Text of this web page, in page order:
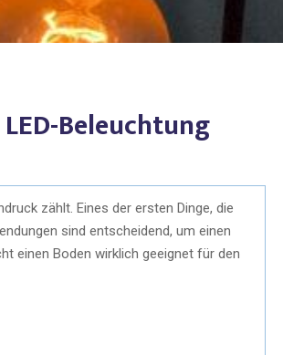
Beleuchtung
zählt. Eines der ersten Dinge, die
sind entscheidend, um einen
einen Boden wirklich geeignet für den